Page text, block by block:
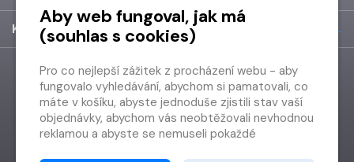
Kontakt
Aby web fungoval, jak má
(souhlas s cookies)
Pro co nejlepší zážitek z procházení webu - aby
fungovalo vyhledávání, abychom si pamatovali, co
máte v košíku, abyste jednoduše zjistili stav vaší
objednávky, abychom vás neobtěžovali nevhodnou
reklamou a abyste se nemuseli pokaždé